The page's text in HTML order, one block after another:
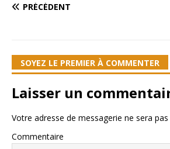
PRÉCÉDENT
SOYEZ LE PREMIER À COMMENTER
Laisser un
Votre adresse de messagerie ne sera pas
Commentaire